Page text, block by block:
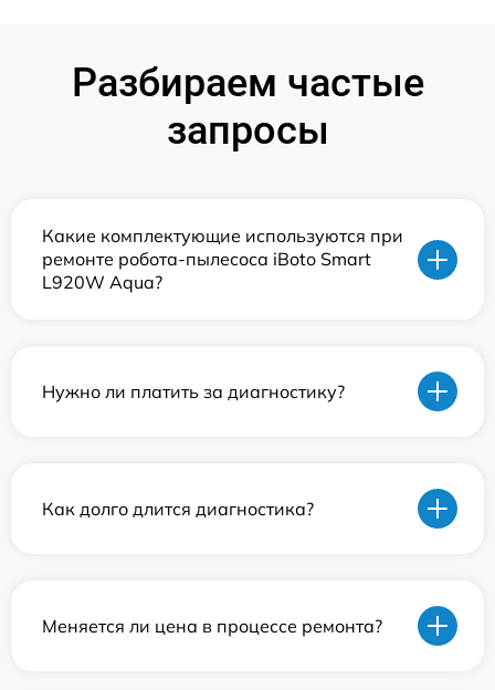
Разбираем частые
запросы
Какие комплектующие используются при
ремонте робота-пылесоса iBoto Smart
L920W Aqua?
Нужно ли платить за диагностику?
Как долго длится диагностика?
Меняется ли цена в процессе ремонта?